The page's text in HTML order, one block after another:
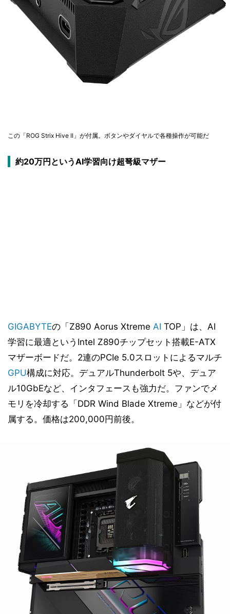
この「ROG Strix Hive II」が付属。ボタンやダイヤルで各種操作が可能だ
約20万円というAI学習向け超弩級マザー
GIGABYTEの「Z890 Aorus Xtreme AI TOP」は、AI
学習に最適というIntel Z890チップセット搭載E-ATX
マザーボードだ。2連のPCIe 5.0スロットによるマルチ
GPU構成に対応。デュアルThunderbolt 5や、デュア
ル10GbEなど、インタフェースも強力だ。ファンでメ
モリを冷却する「DDR Wind Blade Xtreme」などが付
属する。価格は200,000円前後。